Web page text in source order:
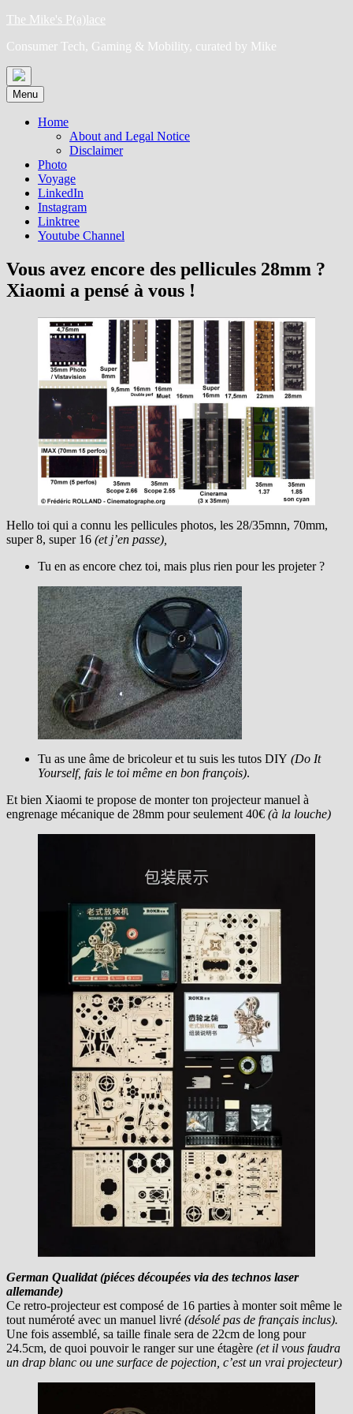
Skip
content
The Mike's P(a)lace
Consumer Tech, Gaming & Mobility, curated by Mike
Menu
Home
About and Legal Notice
Disclaimer
Photo
Voyage
LinkedIn
Instagram
Linktree
Youtube Channel
Vous avez encore des pellicules 28mm ?
Xiaomi a pensé à vous !
Hello toi qui a connu les pellicules photos, les 28/35mnn, 70mm,
super 8, super 16 (et j’en passe),
Tu en as encore chez toi, mais plus rien pour les projeter ?
Tu as une âme de bricoleur et tu suis les tutos DIY (Do It
Yourself, fais le toi même en bon françois).
Et bien Xiaomi te propose de monter ton projecteur manuel à
engrenage mécanique de 28mm pour seulement 40€ (à la louche)
German Qualidat (piéces découpées via des technos laser
allemande)
Ce retro-projecteur est composé de 16 parties à monter soit même le
tout numéroté avec un manuel livré (désolé pas de français inclus).
Une fois assemblé, sa taille finale sera de 22cm de long pour
24.5cm, de quoi pouvoir le ranger sur une étagère (et il vous faudra
un drap blanc ou une surface de pojection, c’est un vrai projecteur)